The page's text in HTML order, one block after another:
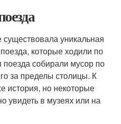
уникальная
которые ходили по
собирали мусор по
за пределы столицы. К
история, но некоторые
увидеть в музеях или на